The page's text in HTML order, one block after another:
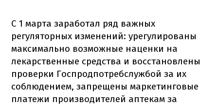
С 1 марта заработал ряд важных
регуляторных изменений: урегулированы
максимально возможные наценки на
лекарственные средства и восстановлены
проверки Госпродпотребслужбой за их
соблюдением, запрещены маркетинговые
платежи производителей аптекам за